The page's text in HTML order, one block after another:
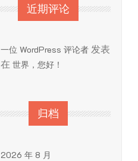
近期评论
一位 WordPress 评论者 发表
在世界，您好！
归档
2026 年 8 月